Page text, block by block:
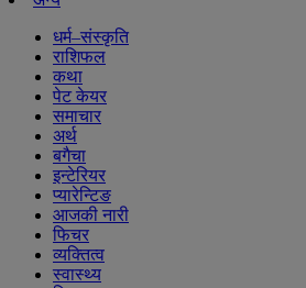
धर्म–संस्कृति
राशिफल
कथा
पेट केयर
समाचार
अर्थ
बगैचा
इन्टेरियर
प्यारेन्टिङ
आजकी नारी
फिचर
व्यक्तित्व
स्वास्थ्य